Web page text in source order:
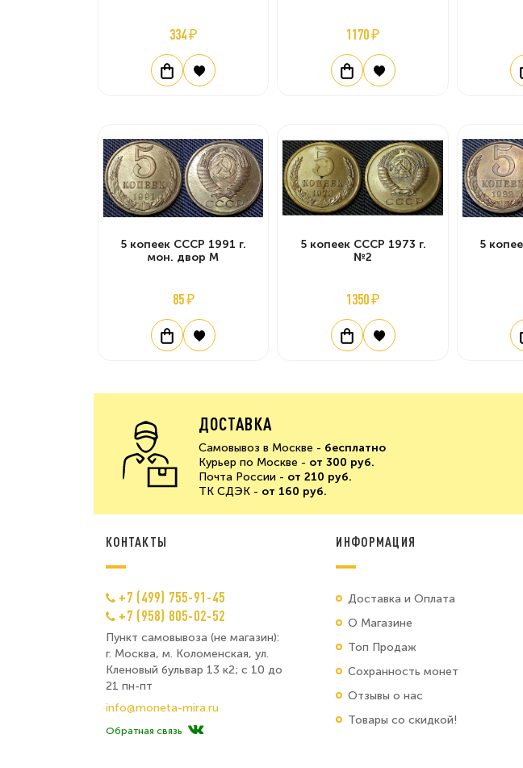
334 ₽ 1170 ₽
5 копеек СССР 1991 г.
мон. двор М
85 ₽
5 копеек СССР 1973 г.
№2
1350 ₽
5
ДОСТАВКА
Самовывоз в Москве - бесплатно
Курьер по Москве - от 300 руб.
Почта России - от 210 руб.
ТК СДЭК - от 160 руб.
КОНТАКТЫ
+7 (499) 755-91-45
+7 (958) 805-02-52
Пункт самовывоза (не магазин):
г. Москва, м. Коломенская, ул.
Кленовый бульвар 13 к2; с 10 до
21 пн-пт
info@moneta-mira.ru
Обратная связь
ИНФОРМАЦИЯ
Доставка и Оплата
О Магазине
Топ Продаж
Сохранность монет
Отзывы о нас
Товары со скидкой!